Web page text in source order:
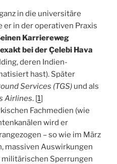
in die universitäre
in der operativen Praxis
Karriereweg
bei der Çelebi Hava
deren Indien-
hast). Später
Services (TGS) und als
Airlines. [1]
Fachmedien (wie
wird er
– so wie im März
massiven Auswirkungen
Sperrungen